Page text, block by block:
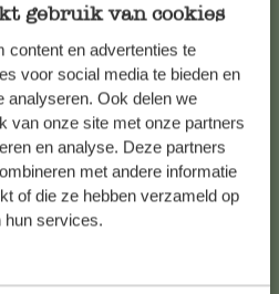
gebruik van cookies
content en advertenties te
voor social media te bieden en
analyseren. Ook delen we
van onze site met onze partners
en analyse. Deze partners
met andere informatie
of die ze hebben verzameld op
hun services.
Hilfe
Tipps und Hilfe brauchen, wenden
Oder lesen Sie hier
Fragen